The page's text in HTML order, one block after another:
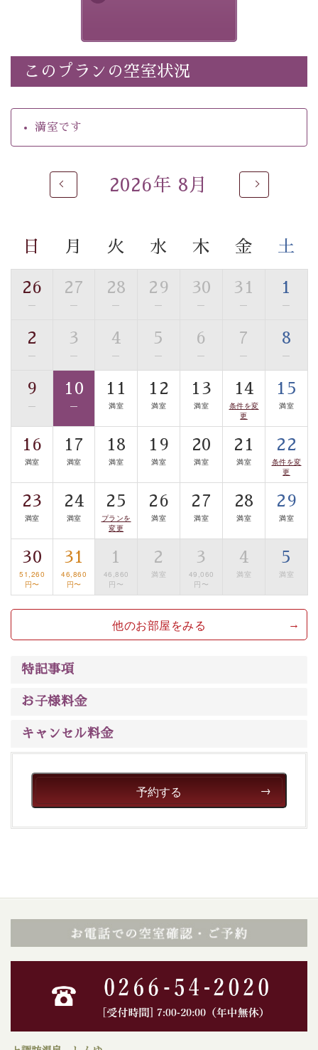
・朝食はこだわりの味噌汁をはじめとした和定食
自家源泉「美翠源泉」は酸化の進みが遅く新鮮で若返り
■お座敷風呂（大浴場）
温泉の成分に合わせ、防菌防カビの特殊素材の畳を使
※男性大浴場までのご移動には階段がございます。 予め
ご了承のほどお願いいたします。
■貸切温泉風呂 （40分2000円）
む貸切温泉風呂です。ゆったりといやされるプライベー
トな空間をお愉しみください。
【旅】
■諏訪大社4社を巡る無料参拝バス
豊富な知識を持ったドライバー兼ガイドが諏訪大社をご
案内します。 事前ご予約制ですので、ご利用ご希望の方
は【3日前まで】にお電話ください。
※交通規制などにより運行できない日がございます
※年末年始及び御柱祭前後は運行しておりません
以上がプラン内容です。
上諏訪温泉“しんゆ”なら諏訪大社など歴史ある諏訪の街
で心癒されます。
清らかな源泉、自然の恵みあるお食事、諏訪湖に包まれ
るお部屋、 大人のたしなみを感じていただける、美しく
癒される宿で贅沢に幸せのときを安心してお過ごしくだ
このプランの空室状況
満室です
2026年 8月
日 月 火 水 木 金 土
26
—
27
—
28
—
29
—
30
—
31
—
1
—
2
—
3
—
4
—
5
—
6
—
7
—
8
—
9
—
10
—
11
満室
12
満室
13
満室
14
条件を変
更
15
満室
16
満室
17
満室
18
満室
19
満室
20
満室
21
満室
22
条件を変
更
23
満室
24
満室
25
プランを
変更
26
満室
27
満室
28
満室
29
満室
30
51,260
円〜
31
46,860
円〜
1
46,860
円〜
2
満室
3
49,060
円〜
4
満室
5
満室
他のお部屋をみる
特記事項
お子様料金
キャンセル料金
予約する